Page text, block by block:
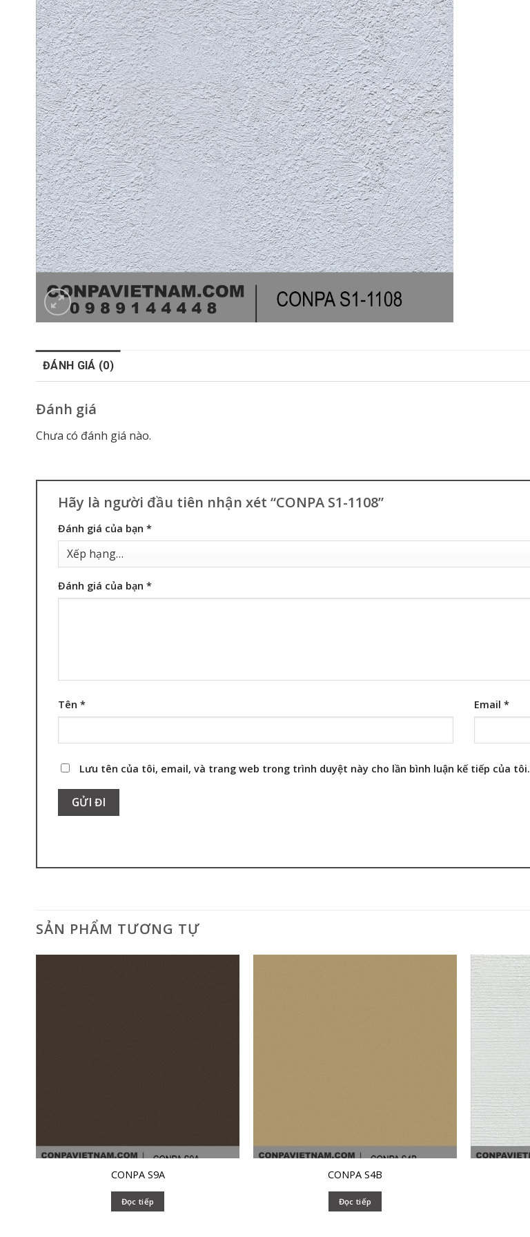
ĐÁNH GIÁ (0)
Đánh giá
Chưa có đánh giá nào.
Hãy là người đầu tiên nhận xét “CONPA S1-1108”
Đánh giá của bạn *
Đánh giá của bạn *
Tên * Email *
Lưu tên của tôi, email, và trang web trong trình duyệt này cho lần bình luận kế tiếp của tôi.
SẢN PHẨM TƯƠNG TỰ
CONPA S9A
Đọc tiếp
CONPA S4B
Đọc tiếp